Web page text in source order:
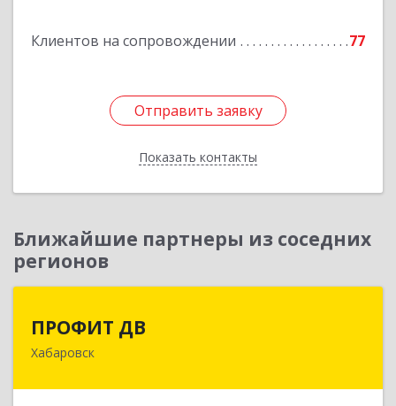
Клиентов на сопровождении 77
Отправить заявку
Показать контакты
Подробнее
Отправить заявку
Назад
Ближайшие партнеры из соседних
регионов
ПРОФИТ ДВ
Хабаровск680000, Хабаровский край, Хабаровск г,